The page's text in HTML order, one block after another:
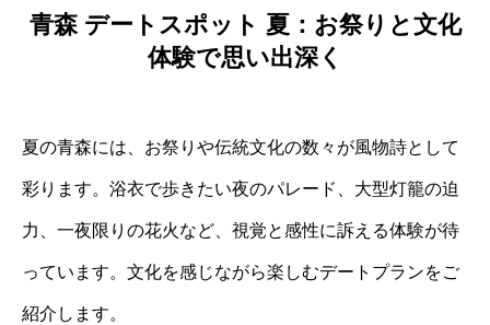
青森 デートスポット 夏：お祭りと文化
体験で思い出深く
夏の青森には、お祭りや伝統文化の数々が風物詩として
彩ります。浴衣で歩きたい夜のパレード、大型灯籠の迫
力、一夜限りの花火など、視覚と感性に訴える体験が待
っています。文化を感じながら楽しむデートプランをご
紹介します。